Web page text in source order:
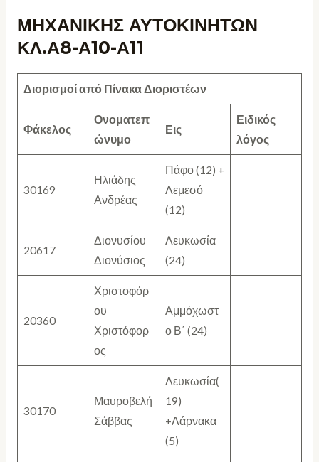
ΜΗΧΑΝΙΚΗΣ ΑΥΤΟΚΙΝΗΤΩΝ
ΚΛ.Α8-Α10-Α11
Διορισμοί από Πίνακα Διοριστέων
Φάκελος
Ονοματεπ
ώνυμο
Εις
Ειδικός
λόγος
30169
Ηλιάδης
Ανδρέας
Πάφο (12) +
Λεμεσό
(12)
20617
Διονυσίου
Διονύσιος
Λευκωσία
(24)
20360
Χριστοφόρ
ου
Χριστόφορ
ος
Αμμόχωστ
ο Β΄ (24)
30170
Μαυροβελή
Σάββας
Λευκωσία(
19)
+Λάρνακα
(5)